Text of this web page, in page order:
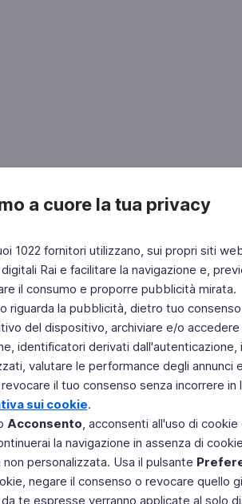
a cuore la tua privacy
1022 fornitori utilizzano, sui propri siti
Rai e facilitare la navigazione e,
il consumo e proporre pubblicità mirata.
riguarda la pubblicità, dietro tuo
del dispositivo, archiviare e/o
identificatori derivati
valutare le performance degli
il tuo consenso senza incorrere
sui cookie.
Acconsento, acconsenti all'uso di
la navigazione in assenza di
personalizzata. Usa il pulsante
negare il consenso o revocare quello
te espresse verranno applicate al solo